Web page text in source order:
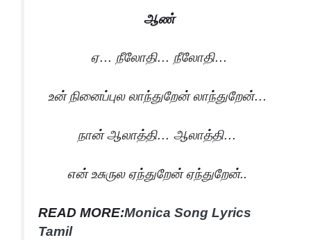
ஆண்
ஏ… நீலோதி… நீலோதி…
உன் நினைப்புல லாந்துறேன் லாந்துறேன்…
நான் ஆலாத்தி… ஆலாத்தி…
என் உசுருல ஏந்துறேன் ஏந்துறேன்..
READ MORE:Monica Song Lyrics
Tamil